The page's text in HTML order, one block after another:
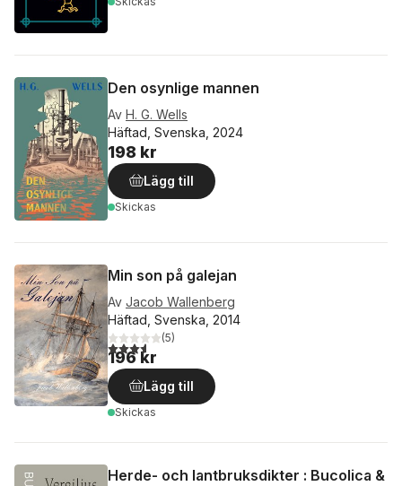
Den osynlige mannen
Av H. G. Wells
Häftad, Svenska, 2024
198 kr
Lägg till
Skickas
Min son på galejan
Av Jacob Wallenberg
Häftad, Svenska, 2014
3,6utav 5 stjärnor. Totalt antal röster:
(5)
196 kr
Lägg till
Skickas
Herde- och lantbruksdikter : Bucolica &